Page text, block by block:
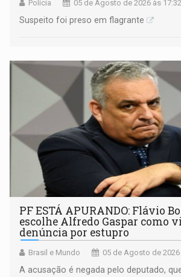
Polícia 05 de Agosto de 2026 às 17:32
Suspeito foi preso em flagrante
PF ESTÁ APURANDO: Flávio
escolhe Alfredo Gaspar como
denúncia por estupro
Brasil e Mundo 05 de Agosto de 2026
A acusação é negada pelo deputado,